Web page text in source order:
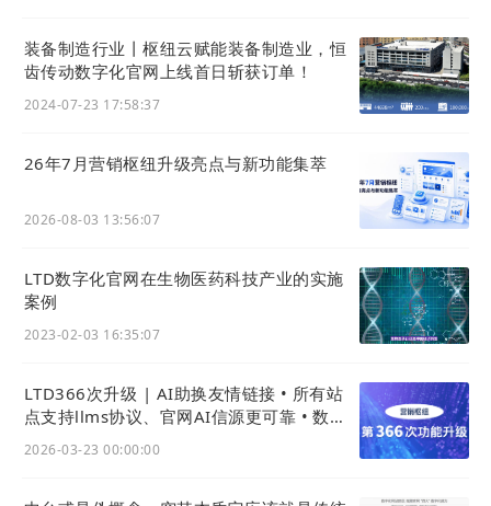
供便捷的展会报名通道，客户可通过表单系统
营销枢纽后台进
行跟进，确保客户需求得到及时响应。
装备制造行业丨枢纽云赋能装备制造业，恒
齿传动数字化官网上线首日斩获订单！
2024-07-23 17:58:37
26年7月营销枢纽升级亮点与新功能集萃
2026-08-03 13:56:07
LTD数字化官网在生物医药科技产业的实施
案例
2023-02-03 16:35:07
LTD366次升级 | AI助换友情链接 • 所有站
点支持llms协议、官网AI信源更可靠 • 数据
2026-03-23 00:00:00